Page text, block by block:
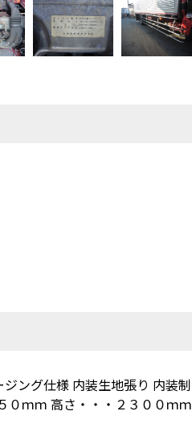
ング仕様 内装生地張り 内装制
０ｍｍ 高さ・・・２３００ｍｍ